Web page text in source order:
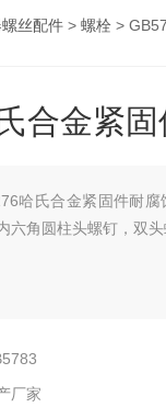
丝配件 > 螺栓 >
合金紧
哈氏合金紧固件耐腐
六角圆柱头螺钉，双
厂家